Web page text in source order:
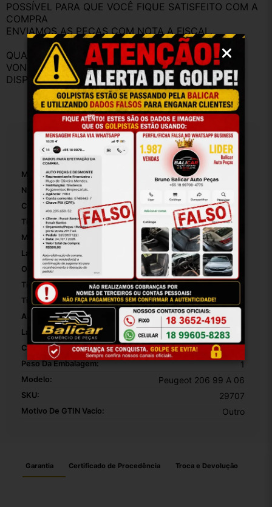
POSSÍVEL PARA QUE VOCÊ FIQUE SATISFEITO COM A
COMPRA
ENVIAMOS AS PEÇAS COM NOTA A FISCAL.
QUALQUER DÚVIDA ANTES DA COMPRA, FIQUE A
VONTADE PARA FAZER PERGUNTAS, ESTAMOS A
DISPOSIÇÃO PARA RESPONDER.
Especificações
Marca:
Número De Peça: 9628733980
Cor Da Lente: Transparente
Tipo De Luz: Halogena
Material: Plastico
Lado: Direito
Origem: Brasil
Tipo De Conector Da Lâmpada: Pino
Tipo De Veículo: Carro/Caminhonete
Altura Da Embalagem:
Largura Da Embalagem:
Comprimento Da Embalagem: 10
Peso Da Embalagem: 1
Modelo: Peugeot 206 99 A 06
SKU: 29707
Motivo De GTIN Vacío: Outro
Garantia Certificado de Procedência Troca e Devolução